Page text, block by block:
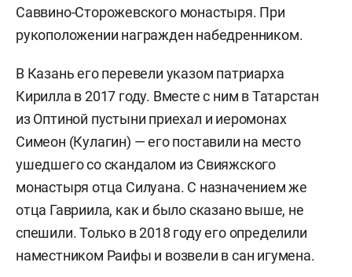
Саввино-Сторожевского монастыря. При
рукоположении награжден набедренником.
В Казань его перевели указом патриарха
Кирилла в 2017 году. Вместе с ним в Татарстан
из Оптиной пустыни приехал и иеромонах
Симеон (Кулагин) — его поставили на место
ушедшего со скандалом из Свияжского
монастыря отца Силуана. С назначением же
отца Гавриила, как и было сказано выше, не
спешили. Только в 2018 году его определили
наместником Раифы и возвели в сан игумена.